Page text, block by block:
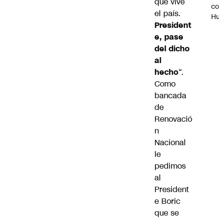
el país.
President
e, pase
del dicho
al
hecho“.
Como
bancada
de
Renovació
n
Nacional
le
pedimos
al
President
e Boric
que se